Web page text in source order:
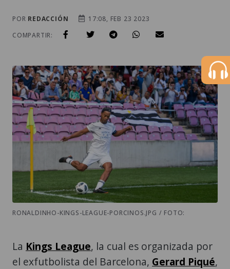
POR REDACCIÓN
17:08, FEB 23 2023
COMPARTIR:
RONALDINHO-KINGS-LEAGUE-PORCINOS.JPG / FOTO:
La Kings League, la cual es organizada por
el exfutbolista del Barcelona, Gerard Piqué,